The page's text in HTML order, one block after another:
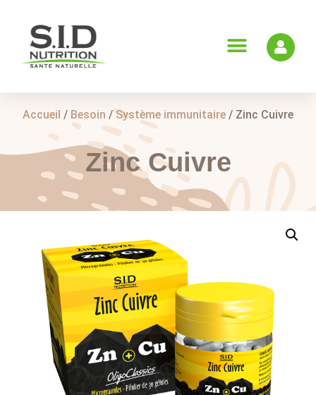
Accueil / Besoin /Système immunitaire / Zinc Cuivre
Zinc Cuivre